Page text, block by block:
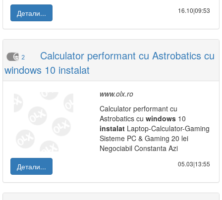
Детали...
16.10|09:53
2
Calculator performant cu Astrobatics cu
windows 10 instalat
www.olx.ro
Calculator performant cu
Astrobatics cu windows 10
instalat Laptop-Calculator-Gaming
Sisteme PC & Gaming 20 lei
Negociabil Constanta Azi
Детали...
05.03|13:55